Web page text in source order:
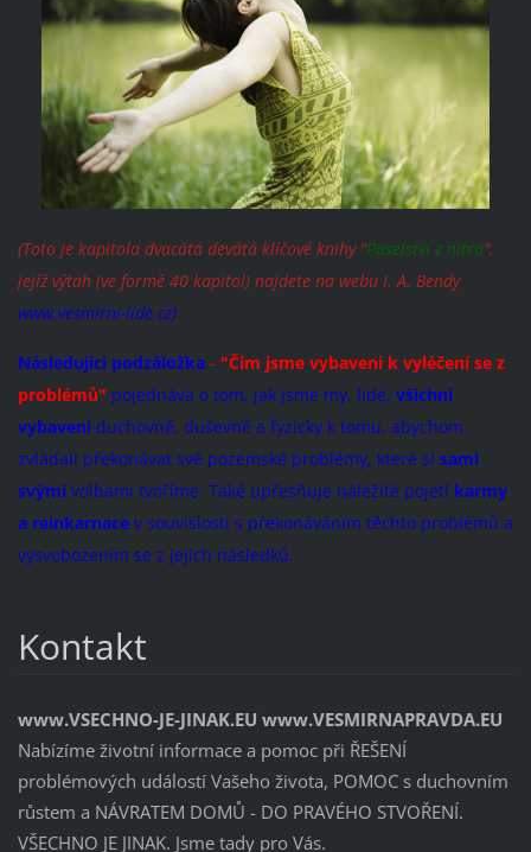
(Toto je kapitola dvacátá devátá klíčové knihy "Poselství z nitra",
jejíž výtah (ve formě 40 kapitol) najdete na webu I. A. Bendy
www.vesmirni-lide.cz)
Následující podzáložka- "Čím jsme vybaveni k vyléčení se z
problémů" pojednává o tom, jak jsme my, lidé, všichni
vybaveniduchovně, duševně a fyzicky k tomu, abychom
zvládali překonávat své pozemské problémy, které si sami
svýmivolbami tvoříme. Také upřesňuje náležité pojetí karmy
a reinkarnacev souvislosti s překonáváním těchto problémů a
vysvobozením se z jejich následků.
Kontakt
www.VSECHNO-JE-JINAK.EU www.VESMIRNAPRAVDA.EU
Nabízíme životní informace a pomoc při ŘEŠENÍ
problémových událostí Vašeho života, POMOC s duchovním
růstem a NÁVRATEM DOMŮ - DO PRAVÉHO STVOŘENÍ.
VŠECHNO JE JINAK. Jsme tady pro Vás.